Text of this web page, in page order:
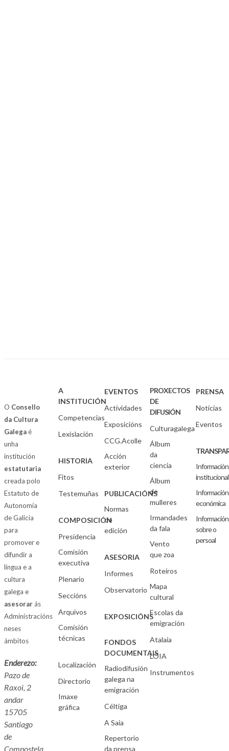
O Consello
da Cultura
Galegaé
unha
institución
estatutaria
creada polo
Estatuto de
Autonomía
de Galicia
para
promover e
difundir a
lingua e a
cultura
galega e
asesorarás
Administracións
neses
ámbitos
Enderezo:
Pazo de
Raxoi, 2
andar
15705
Santiago
de
Compostela
A
INSTITUCIÓN
Competencias
Lexislación
HISTORIA
Fitos
Testemuñas
COMPOSICIÓN
Presidencia
Comisión
executiva
Plenario
Seccións
Arquivos
Comisión
técnicas
Localización
Directorio
Imaxe
gráfica
EVENTOS
Actividades
Exposicións
CCG.Acolle
Acción
exterior
PUBLICACIÓNS
Normas
de
edición
ASESORIA
Informes
Observatorio
EXPOSICIÓNS
FONDOS
DOCUMENTAIS
Radiodifusión
galega na
emigración
Céltiga
A Saia
Repertorio
da prensa
PROXECTOS
DE
DIFUSIÓN
Culturagalega
Álbum
da
ciencia
Álbum
de
mulleres
Irmandades
da fala
Vento
que zoa
Roteiros
Mapa
cultural
Escolas da
emigración
Atalaia
LOIA
Instrumentos
PRENSA
Noticias
Eventos
Información
institucional
Información
económica
Información
sobre o
persoal